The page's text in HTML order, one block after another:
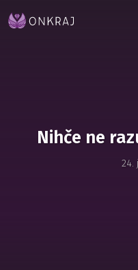
Nihče ne
24.